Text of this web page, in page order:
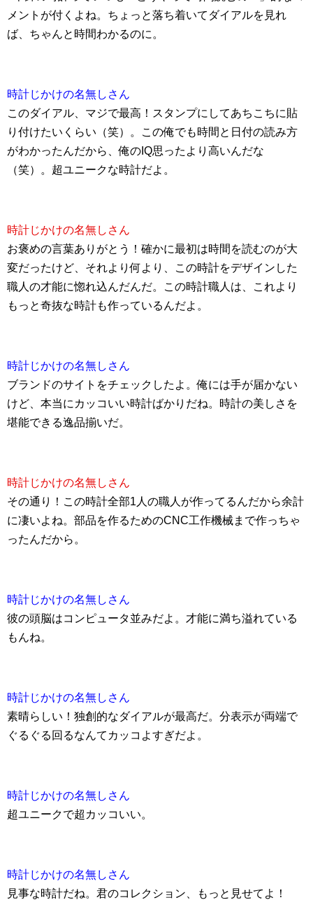
メントが付くよね。ちょっと落ち着いてダイアルを見れ
ば、ちゃんと時間わかるのに。
時計じかけの名無しさん
このダイアル、マジで最高！スタンプにしてあちこちに貼
り付けたいくらい（笑）。この俺でも時間と日付の読み方
がわかったんだから、俺のIQ思ったより高いんだな
（笑）。超ユニークな時計だよ。
時計じかけの名無しさん
お褒めの言葉ありがとう！確かに最初は時間を読むのが大
変だったけど、それより何より、この時計をデザインした
職人の才能に惚れ込んだんだ。この時計職人は、これより
もっと奇抜な時計も作っているんだよ。
時計じかけの名無しさん
ブランドのサイトをチェックしたよ。俺には手が届かない
けど、本当にカッコいい時計ばかりだね。時計の美しさを
堪能できる逸品揃いだ。
時計じかけの名無しさん
その通り！この時計全部1人の職人が作ってるんだから余計
に凄いよね。部品を作るためのCNC工作機械まで作っちゃ
ったんだから。
時計じかけの名無しさん
彼の頭脳はコンピュータ並みだよ。才能に満ち溢れている
もんね。
時計じかけの名無しさん
素晴らしい！独創的なダイアルが最高だ。分表示が両端で
ぐるぐる回るなんてカッコよすぎだよ。
時計じかけの名無しさん
超ユニークで超カッコいい。
時計じかけの名無しさん
見事な時計だね。君のコレクション、もっと見せてよ！